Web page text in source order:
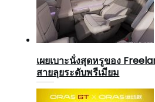
เผยเบาะนั่งสุดหรูของ
สายลุยระดับพรีเมียม